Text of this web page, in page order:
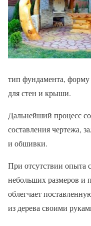
тип фундамента,
для стен и крыши.
Дальнейший процесс
составления чертежа,
и обшивки.
При отсутствии опыта
небольших размеров и
облегчает
из дерева своими